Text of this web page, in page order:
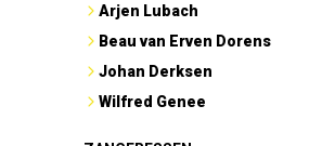
Arjen Lubach
Beau van Erven Dorens
Johan Derksen
Wilfred Genee